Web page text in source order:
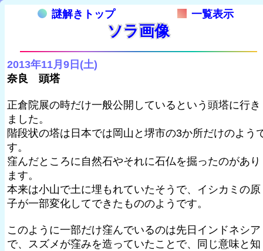
謎解きトップ 一覧表示
ソラ画像
2013年11月9日(土)
奈良 頭塔
正倉院展の時だけ一般公開しているという頭塔に行き
ました。
階段状の塔は日本では岡山と堺市の3か所だけのよう
す。
窪んだところに自然石やそれに石仏を掘ったのがあり
ます。
本来は小山で土に埋もれていたそうで、イシカミの原
子が一部変化してできたもののようです。
このように一部だけ窪んでいるのは先日インドネシア
で、スズメが窪みを造っていたことで、同じ意味と知